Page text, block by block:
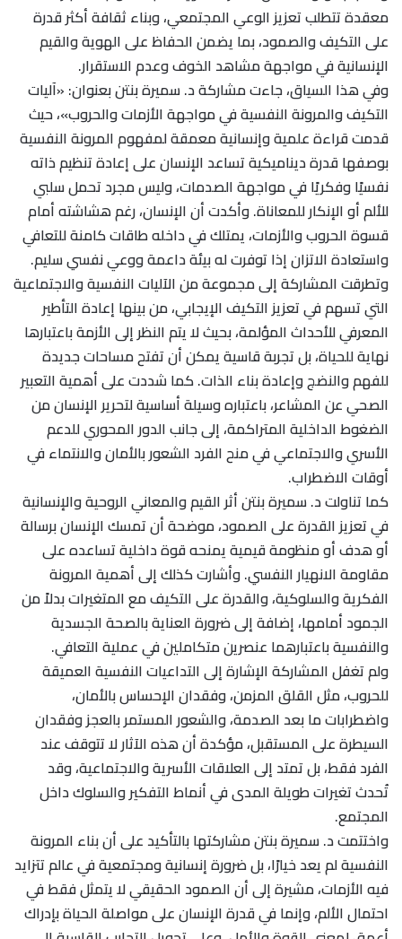
معقدة تتطلب تعزيز الوعي المجتمعي، وبناء ثقافة أكثر قدرة
على التكيف والصمود، بما يضمن الحفاظ على الهوية والقيم
الإنسانية في مواجهة مشاهد الخوف وعدم الاستقرار.
وفي هذا السياق، جاءت مشاركة د. سميرة بنتن بعنوان: «آليات
التكيف والمرونة النفسية في مواجهة الأزمات والحروب»، حيث
قدمت قراءة علمية وإنسانية معمقة لمفهوم المرونة النفسية
بوصفها قدرة ديناميكية تساعد الإنسان على إعادة تنظيم ذاته
نفسيًا وفكريًا في مواجهة الصدمات، وليس مجرد تحمل سلبي
للألم أو الإنكار للمعاناة. وأكدت أن الإنسان، رغم هشاشته أمام
قسوة الحروب والأزمات، يمتلك في داخله طاقات كامنة للتعافي
واستعادة الاتزان إذا توفرت له بيئة داعمة ووعي نفسي سليم.
وتطرقت المشاركة إلى مجموعة من الآليات النفسية والاجتماعية
التي تسهم في تعزيز التكيف الإيجابي، من بينها إعادة التأطير
المعرفي للأحداث المؤلمة، بحيث لا يتم النظر إلى الأزمة باعتبارها
نهاية للحياة، بل تجربة قاسية يمكن أن تفتح مساحات جديدة
للفهم والنضج وإعادة بناء الذات. كما شددت على أهمية التعبير
الصحي عن المشاعر، باعتباره وسيلة أساسية لتحرير الإنسان من
الضغوط الداخلية المتراكمة، إلى جانب الدور المحوري للدعم
الأسري والاجتماعي في منح الفرد الشعور بالأمان والانتماء في
أوقات الاضطراب.
كما تناولت د. سميرة بنتن أثر القيم والمعاني الروحية والإنسانية
في تعزيز القدرة على الصمود، موضحة أن تمسك الإنسان برسالة
أو هدف أو منظومة قيمية يمنحه قوة داخلية تساعده على
مقاومة الانهيار النفسي. وأشارت كذلك إلى أهمية المرونة
الفكرية والسلوكية، والقدرة على التكيف مع المتغيرات بدلاً من
الجمود أمامها، إضافة إلى ضرورة العناية بالصحة الجسدية
والنفسية باعتبارهما عنصرين متكاملين في عملية التعافي.
ولم تغفل المشاركة الإشارة إلى التداعيات النفسية العميقة
للحروب، مثل القلق المزمن، وفقدان الإحساس بالأمان،
واضطرابات ما بعد الصدمة، والشعور المستمر بالعجز وفقدان
السيطرة على المستقبل، مؤكدة أن هذه الآثار لا تتوقف عند
الفرد فقط، بل تمتد إلى العلاقات الأسرية والاجتماعية، وقد
تُحدث تغيرات طويلة المدى في أنماط التفكير والسلوك داخل
المجتمع.
واختتمت د. سميرة بنتن مشاركتها بالتأكيد على أن بناء المرونة
النفسية لم يعد خيارًا، بل ضرورة إنسانية ومجتمعية في عالم تتزايد
فيه الأزمات، مشيرة إلى أن الصمود الحقيقي لا يتمثل فقط في
احتمال الألم، وإنما في قدرة الإنسان على مواصلة الحياة بإدراك